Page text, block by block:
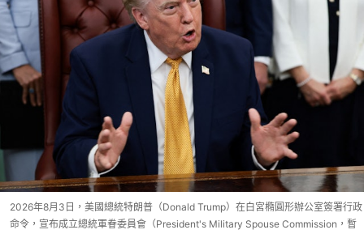
2026年8月3日，美國總統特朗普（Donald Trump）在白宮橢圓形辦公室簽署行政
命令，宣布成立總統軍眷委員會（President's Military Spouse Commission，暫